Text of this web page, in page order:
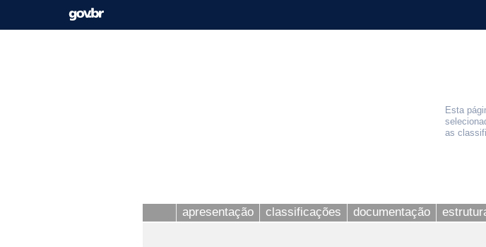
Esta
as
apresentação classificações documentação